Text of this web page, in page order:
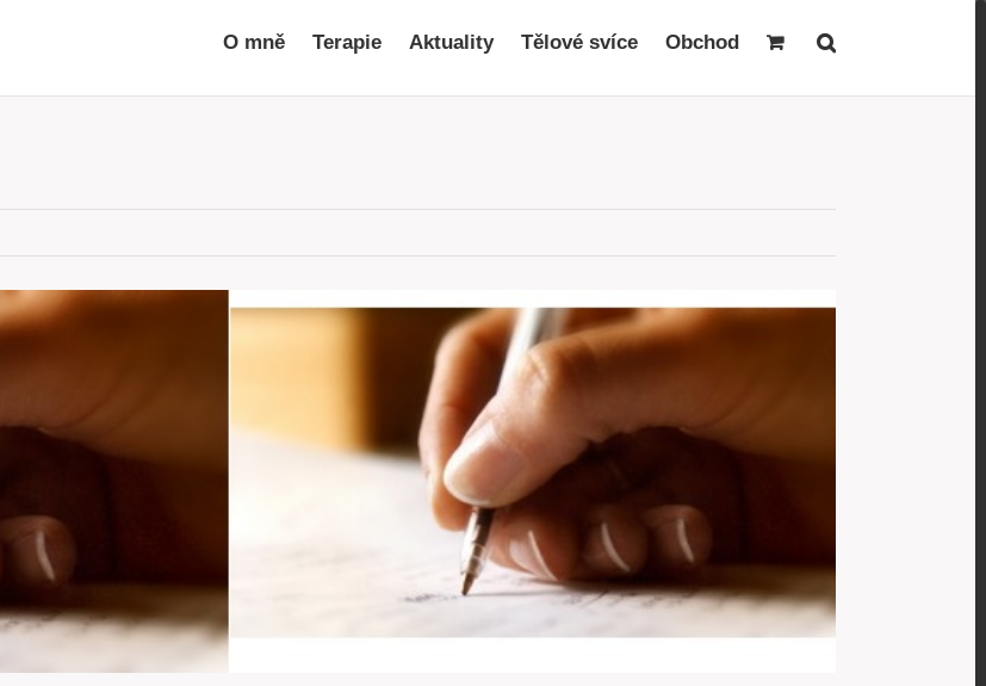
O mně Terapie Aktuality Tělové svíce Obchod